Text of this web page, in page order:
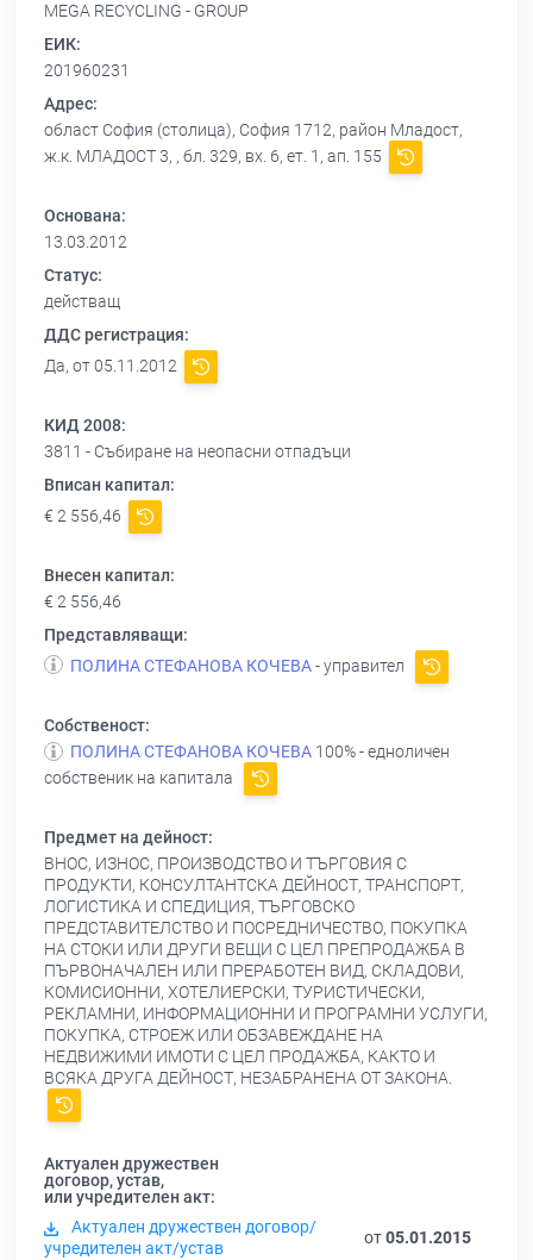
MEGA RECYCLING - GROUP
ЕИК:
201960231
Адрес:
област София (столица), София 1712, район Младост,
ж.к. МЛАДОСТ 3, , бл. 329, вх. 6, ет. 1, ап. 155
Основана:
13.03.2012
Статус:
действащ
ДДС регистрация:
Да, от 05.11.2012
КИД 2008:
3811 - Събиране на неопасни отпадъци
Вписан капитал:
€ 2 556,46
Внесен капитал:
€ 2 556,46
Представляващи:
ПОЛИНА СТЕФАНОВА КОЧЕВА- управител
Собственост:
ПОЛИНА СТЕФАНОВА КОЧЕВА 100% - едноличен
собственик на капитала
Предмет на дейност:
ВНОС, ИЗНОС, ПРОИЗВОДСТВО И ТЪРГОВИЯ С
ПРОДУКТИ, КОНСУЛТАНТСКА ДЕЙНОСТ, ТРАНСПОРТ,
ЛОГИСТИКА И СПЕДИЦИЯ, ТЪРГОВСКО
ПРЕДСТАВИТЕЛСТВО И ПОСРЕДНИЧЕСТВО, ПОКУПКА
НА СТОКИ ИЛИ ДРУГИ ВЕЩИ С ЦЕЛ ПРЕПРОДАЖБА В
ПЪРВОНАЧАЛЕН ИЛИ ПРЕРАБОТЕН ВИД, СКЛАДОВИ,
КОМИСИОННИ, ХОТЕЛИЕРСКИ, ТУРИСТИЧЕСКИ,
РЕКЛАМНИ, ИНФОРМАЦИОННИ И ПРОГРАМНИ УСЛУГИ,
ПОКУПКА, СТРОЕЖ ИЛИ ОБЗАВЕЖДАНЕ НА
НЕДВИЖИМИ ИМОТИ С ЦЕЛ ПРОДАЖБА, КАКТО И
ВСЯКА ДРУГА ДЕЙНОСТ, НЕЗАБРАНЕНА ОТ ЗАКОНА.
Актуален дружествен
договор, устав,
или учредителен акт:
Актуален дружествен договор/
учредителен акт/устав
от05.01.2015